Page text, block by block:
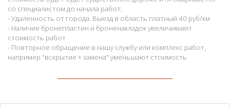
со специалистом до начала работ;
- Удаленность от города. Выезд в область платный 40 руб/км
- Наличие бронепластин и броненакладок увеличивают
стоимость работ
- Повторное обращение в нашу службу или комплекс работ,
например "вскрытие + замена" уменьшают стоимость